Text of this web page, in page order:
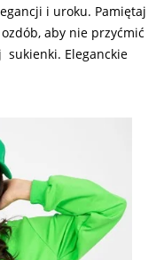
i uroku. Pamiętaj
aby nie przyćmić
sukienki. Eleganckie